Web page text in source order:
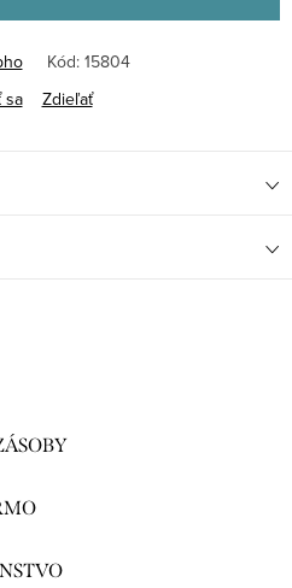
Kód: 15804
sa
Zdieľať